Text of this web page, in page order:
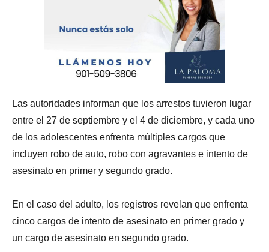
Las autoridades informan que los arrestos tuvieron lugar
entre el 27 de septiembre y el 4 de diciembre, y cada uno
de los adolescentes enfrenta múltiples cargos que
incluyen robo de auto, robo con agravantes e intento de
asesinato en primer y segundo grado.
En el caso del adulto, los registros revelan que enfrenta
cinco cargos de intento de asesinato en primer grado y
un cargo de asesinato en segundo grado.